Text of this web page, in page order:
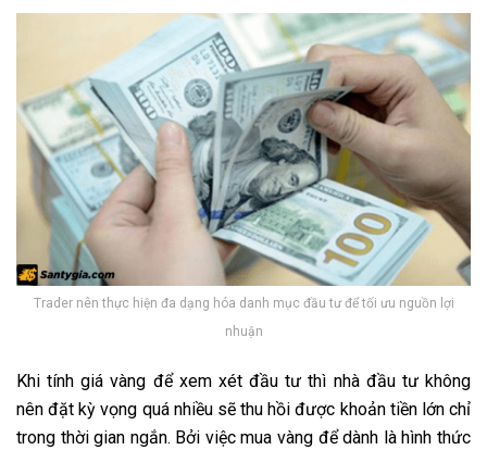
Trader nên thực hiện đa dạng hóa danh mục đầu tư để tối ưu nguồn lợi
nhuận
Khi tính giá vàng để xem xét đầu tư thì nhà đầu tư không
nên đặt kỳ vọng quá nhiều sẽ thu hồi được khoản tiền lớn chỉ
trong thời gian ngắn. Bởi việc mua vàng để dành là hình thức